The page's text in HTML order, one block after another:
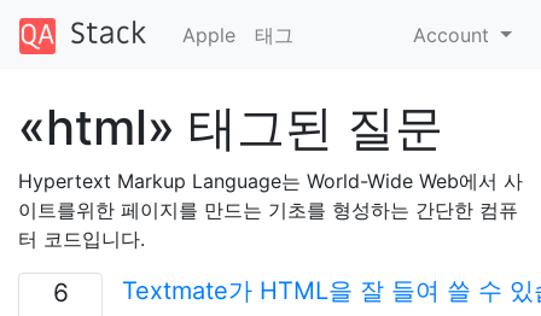
Apple 태그 Account
«html» 태그된 질문
Hypertext Markup Language는 World-Wide Web에서 사
이트를위한 페이지를 만드는 기초를 형성하는 간단한 컴퓨
터 코드입니다.
6 Textmate가 HTML을 잘 들여 쓸 수 있